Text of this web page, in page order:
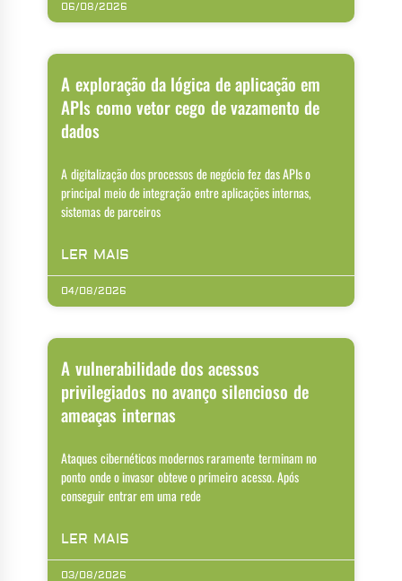
06/08/2026
A exploração da lógica de aplicação em
APIs como vetor cego de vazamento de
dados
A digitalização dos processos de negócio fez das APIs o
principal meio de integração entre aplicações internas,
sistemas de parceiros
LER MAIS
04/08/2026
A vulnerabilidade dos acessos
privilegiados no avanço silencioso de
ameaças internas
Ataques cibernéticos modernos raramente terminam no
ponto onde o invasor obteve o primeiro acesso. Após
conseguir entrar em uma rede
LER MAIS
03/08/2026